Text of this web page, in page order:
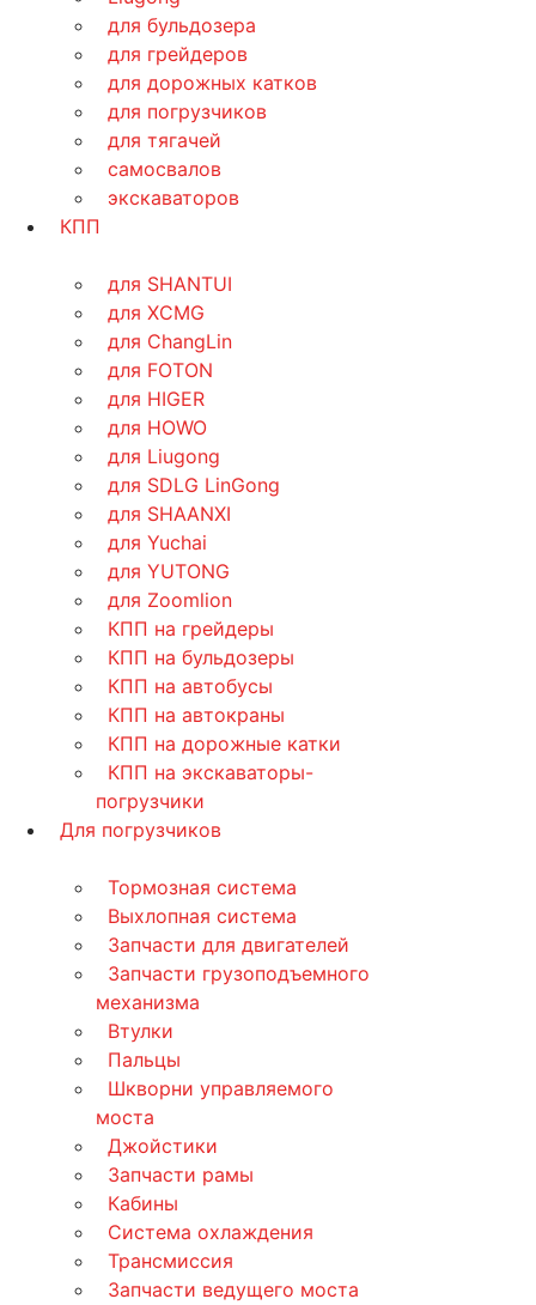
для бульдозера
для грейдеров
для дорожных катков
для погрузчиков
для тягачей
самосвалов
экскаваторов
КПП
для SHANTUI
для XCMG
для ChangLin
для FOTON
для HIGER
для HOWO
для Liugong
для SDLG LinGong
для SHAANXI
для Yuchai
для YUTONG
для Zoomlion
КПП на грейдеры
КПП на бульдозеры
КПП на автобусы
КПП на автокраны
КПП на дорожные катки
КПП на экскаваторы-
погрузчики
Для погрузчиков
Тормозная система
Выхлопная система
Запчасти для двигателей
Запчасти грузоподъемного
механизма
Втулки
Пальцы
Шкворни управляемого
моста
Джойстики
Запчасти рамы
Кабины
Система охлаждения
Трансмиссия
Запчасти ведущего моста